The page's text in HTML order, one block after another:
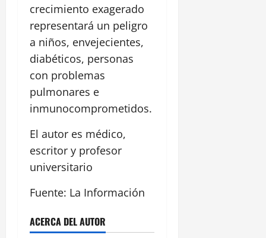
crecimiento exagerado
representará un peligro
a niños, envejecientes,
diabéticos, personas
con problemas
pulmonares e
inmunocomprometidos.
El autor es médico,
escritor y profesor
universitario
Fuente: La Información
ACERCA DEL AUTOR